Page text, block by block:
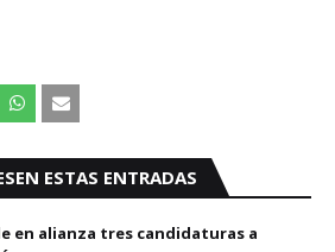
ESTAS ENTRADAS
en alianza tres candidaturas a